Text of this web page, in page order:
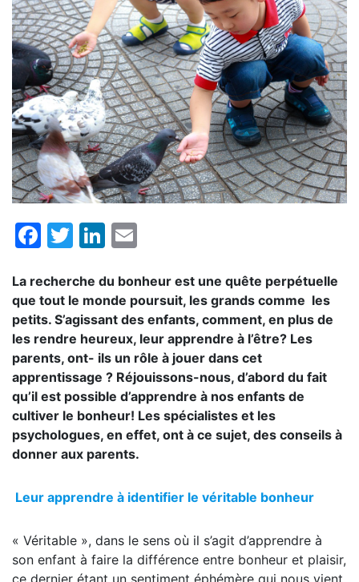
Facebook
TwitterLinkedIn
La recherche du bonheur est une quête perpétuelle
que tout le monde poursuit, les grands comme les
petits. S’agissant des enfants, comment, en plus de
les rendre heureux, leur apprendre à l’être? Les
parents, ont- ils un rôle à jouer dans cet
apprentissage ? Réjouissons-nous, d’abord du fait
qu’il est possible d’apprendre à nos enfants de
cultiver le bonheur! Les spécialistes et les
psychologues, en effet, ont à ce sujet, des conseils à
donner aux parents.
Leur apprendre à identifier le véritable bonheur
« Véritable », dans le sens où il s’agit d’apprendre à
son enfant à faire la différence entre bonheur et plaisir,
ce dernier étant un sentiment éphémère qui nous vient